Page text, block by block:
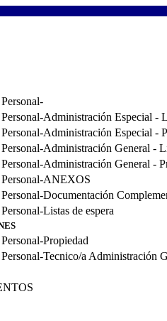
Administración Especial -
Administración Especial -
Administración General -
Administración General -
ANEXOS
Documentación
Listas de espera
Propiedad
Tecnico/a Administración